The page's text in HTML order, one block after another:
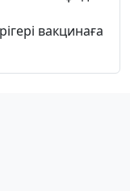
вакцинаға